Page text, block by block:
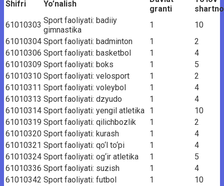
Shifri Yo’nalish
granti
61010303 Sport faoliyati: badiiy
gimnastika
1
10
61010304 Sport faoliyati: badminton 1
2
61010306 Sport faoliyati: basketbol 1
4
61010309 Sport faoliyati: boks 1
5
61010310 Sport faoliyati: velosport 1
2
61010311 Sport faoliyati: voleybol 1
4
61010313 Sport faoliyati: dzyudo 1
4
61010314 Sport faoliyati: yengil atletika 1
10
61010319 Sport faoliyati: qilichbozlik 1
2
61010320 Sport faoliyati: kurash 1
4
61010321 Sport faoliyati: qo‘l to‘pi 1
4
61010324 Sport faoliyati: og‘ir atletika 1
5
61010336 Sport faoliyati: suzish 1
4
61010342 Sport faoliyati: futbol 1
10